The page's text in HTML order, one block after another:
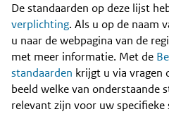
Content
De standaarden op deze lijst
verplichting. Als u op de naam
u naar de webpagina van de
met meer informatie. Met de
standaarden krijgt u via vragen
beeld welke van onderstaande
relevant zijn voor uw specifieke